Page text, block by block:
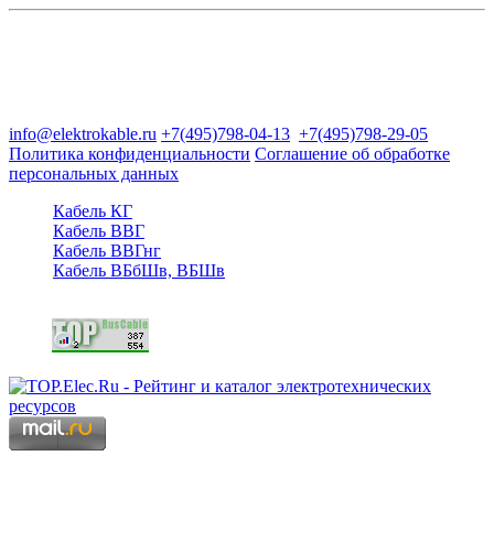
info@elektrokable.ru +7(495)798-04-13 +7(495)798-29-05
Политика конфиденциальности Соглашение об обработке
персональных данных
Кабель КГ
Кабель ВВГ
Кабель ВВГнг
Кабель ВБбШв, ВБШв